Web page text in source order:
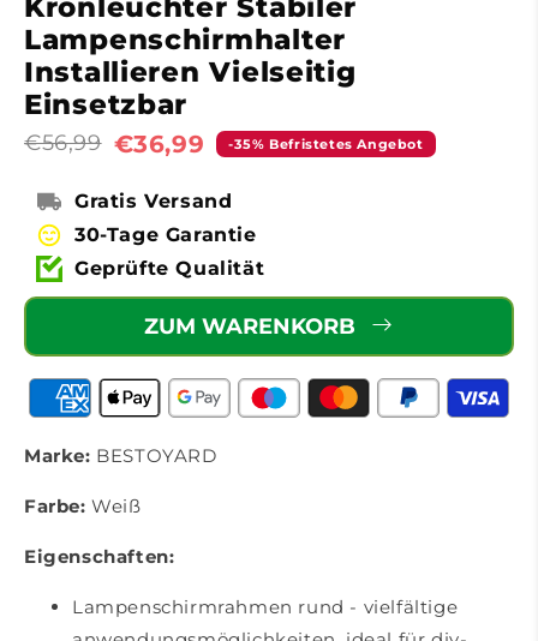
Kronleuchter Stabiler
Lampenschirmhalter
Installieren Vielseitig
Einsetzbar
€56,99 €36,99 -35% Befristetes Angebot
Gratis Versand
30-Tage Garantie
Geprüfte Qualität
ZUM WARENKORB
Marke: BESTOYARD
Farbe: Weiß
Eigenschaften:
Lampenschirmrahmen rund - vielfältige